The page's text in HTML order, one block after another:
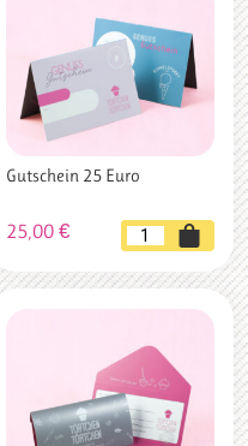
Gutschein 25 Euro
25,00€
Gutschein
25
Euro
Menge